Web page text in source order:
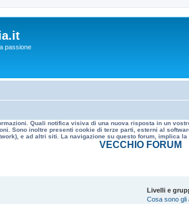
passione
Quali notifica visiva di una nuova risposta in un
Sono inoltre presenti cookie di terze parti, esterni al
e ad altri siti. La navigazione su questo forum, implica
VECCHIO FORUM
Livelli e
Cosa sono gli